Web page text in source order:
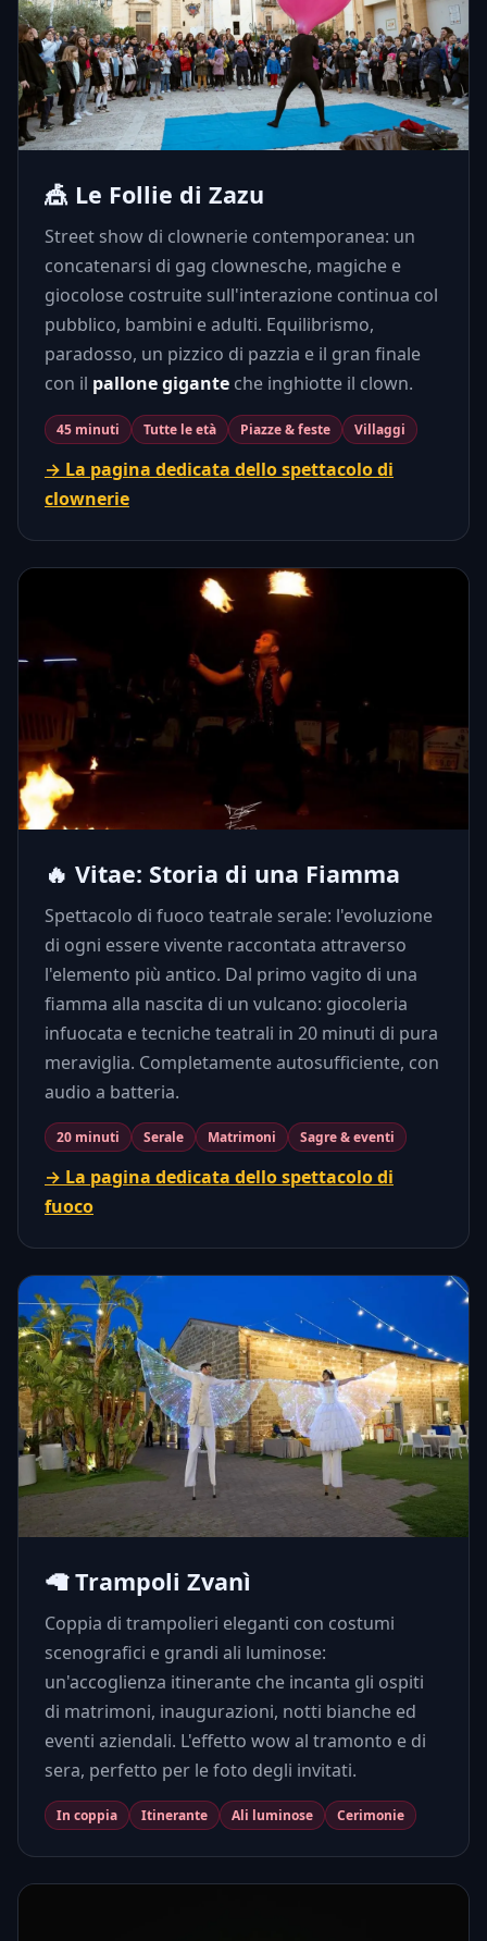
🎪 Le Follie di Zazu
Street show di clownerie contemporanea: un
concatenarsi di gag clownesche, magiche e
giocolose costruite sull'interazione continua col
pubblico, bambini e adulti. Equilibrismo,
paradosso, un pizzico di pazzia e il gran finale
con il pallone gigante che inghiotte il clown.
45 minuti Tutte le età Piazze & feste Villaggi
→ La pagina dedicata dello spettacolo di
clownerie
🔥 Vitae: Storia di una Fiamma
Spettacolo di fuoco teatrale serale: l'evoluzione
di ogni essere vivente raccontata attraverso
l'elemento più antico. Dal primo vagito di una
fiamma alla nascita di un vulcano: giocoleria
infuocata e tecniche teatrali in 20 minuti di pura
meraviglia. Completamente autosufficiente, con
audio a batteria.
20 minuti Serale Matrimoni Sagre & eventi
→ La pagina dedicata dello spettacolo di
fuoco
🦙 Trampoli Zvanì
Coppia di trampolieri eleganti con costumi
scenografici e grandi ali luminose:
un'accoglienza itinerante che incanta gli ospiti
di matrimoni, inaugurazioni, notti bianche ed
eventi aziendali. L'effetto wow al tramonto e di
sera, perfetto per le foto degli invitati.
In coppia Itinerante Ali luminose Cerimonie